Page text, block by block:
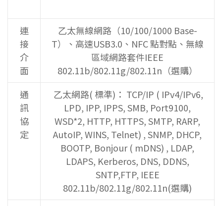
連
接
介
面
乙太無線網路（10/100/1000 Base-
T）、高速USB3.0、NFC 點對點、無線
區域網路套件IEEE
802.11b/802.11g/802.11n（選購）
通
訊
協
定
乙太網路( 標準)： TCP/IP ( IPv4/IPv6,
LPD, IPP, IPPS, SMB, Port9100,
WSD*2, HTTP, HTTPS, SMTP, RARP,
AutoIP, WINS, Telnet) , SNMP, DHCP,
BOOTP, Bonjour ( mDNS) , LDAP,
LDAPS, Kerberos, DNS, DDNS,
SNTP,FTP, IEEE
802.11b/802.11g/802.11n(選購)